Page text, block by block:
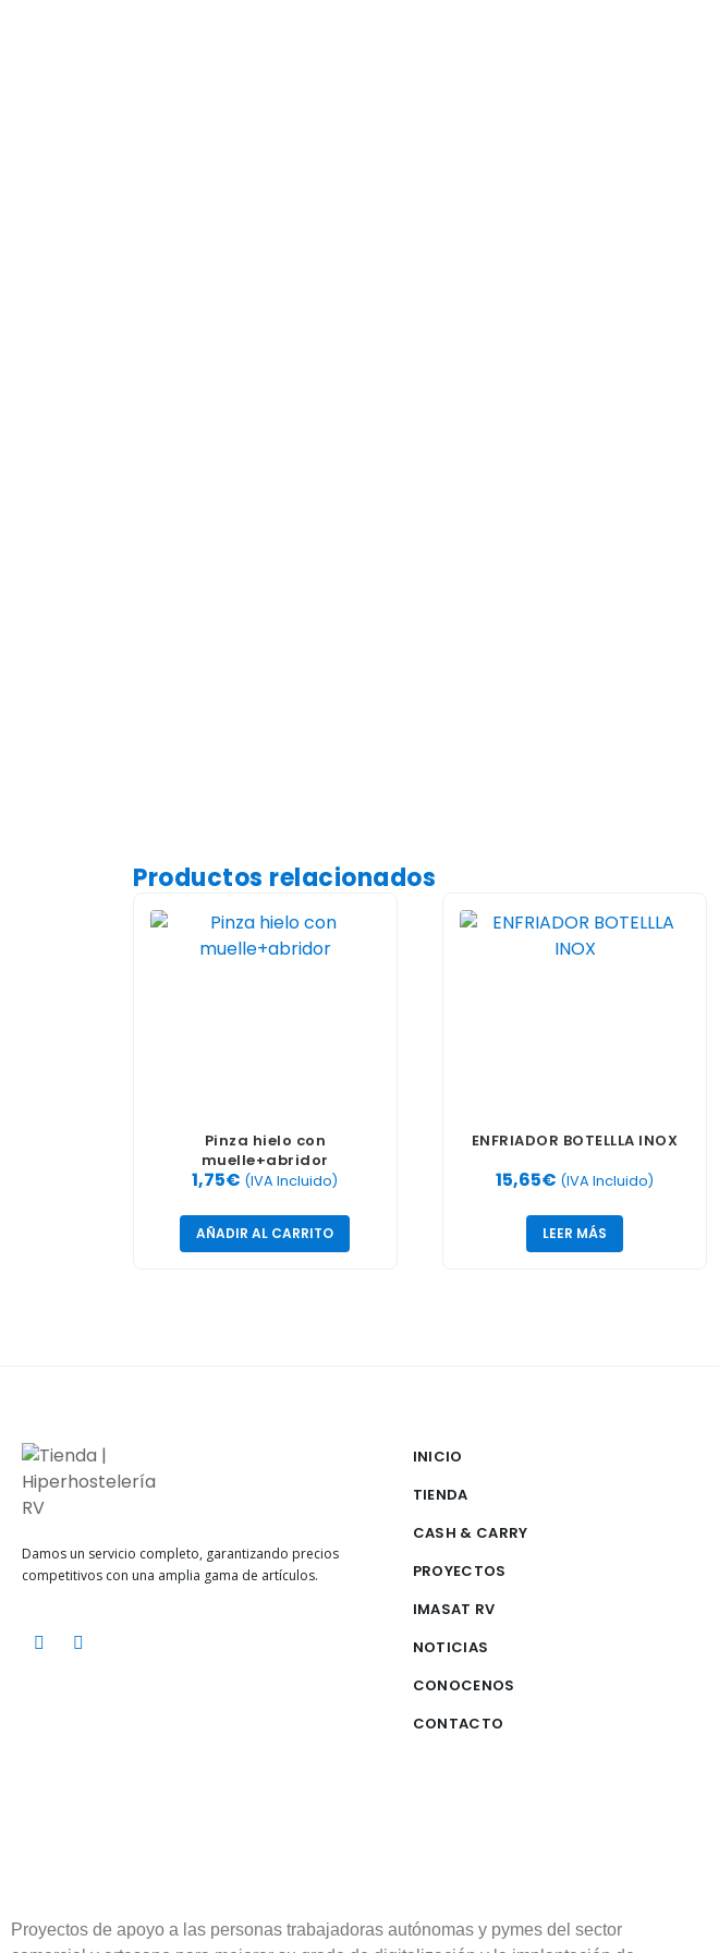
Productos relacionados
Pinza hielo con
muelle+abridor
1,75€ (IVA Incluido)
AÑADIR AL CARRITO
ENFRIADOR BOTELLLA INOX
15,65€ (IVA Incluido)
LEER MÁS
Damos un servicio completo, garantizando precios
competitivos con una amplia gama de artículos.
INICIO
TIENDA
CASH & CARRY
PROYECTOS
IMASAT RV
NOTICIAS
CONOCENOS
CONTACTO
Proyectos de apoyo a las personas trabajadoras autónomas y pymes del sector